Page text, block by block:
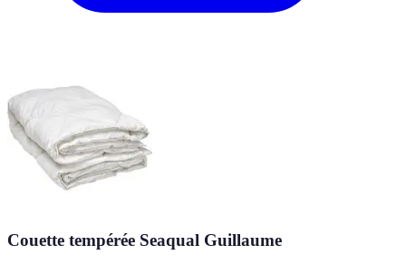
Couette tempérée Seaqual Guillaume